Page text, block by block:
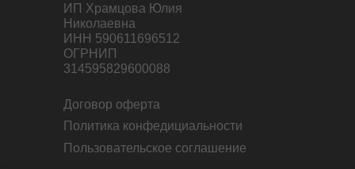
ИП Храмцова Юлия
Николаевна
ИНН 590611696512
ОГРНИП
314595829600088
Договор оферта
Пользовательское соглашение
Политика конфедициальности